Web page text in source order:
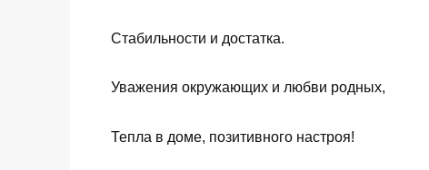
Стабильности и достатка.
Уважения окружающих и любви родных,
Тепла в доме, позитивного настроя!